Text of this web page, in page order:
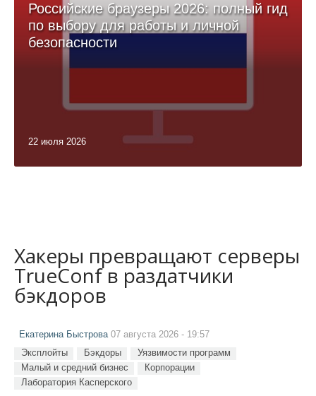
Российские браузеры 2026: полный гид
по выбору для работы и личной
безопасности
22 июля 2026
Хакеры превращают серверы
TrueConf в раздатчики
бэкдоров
Екатерина Быстрова07 августа 2026 - 19:57
Эксплойты Бэкдоры
Уязвимости программ
Малый и средний бизнес
Корпорации
Лаборатория Касперского